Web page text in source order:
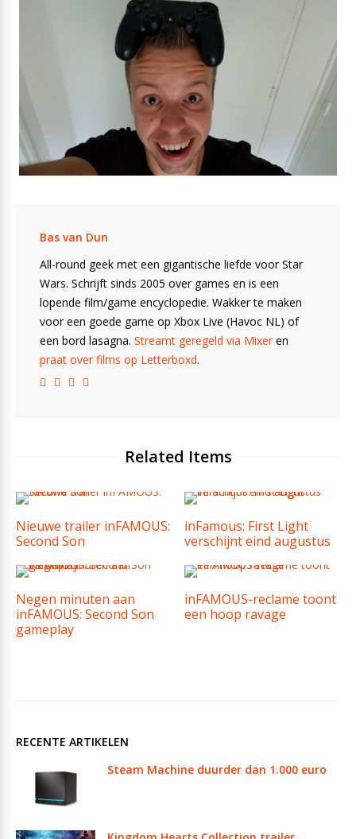
Bas van Dun
All-round geek met een gigantische liefde voor Star
Wars. Schrijft sinds 2005 over games en is een
lopende film/game encyclopedie. Wakker te maken
voor een goede game op Xbox Live (Havoc NL) of
een bord lasagna. Streamt geregeld via Mixeren
praat over films op Letterboxd.
Related Items
Nieuwe trailer inFAMOUS:
Second Son
inFamous: First Light
verschijnt eind augustus
Negen minuten aan
inFAMOUS: Second Son
gameplay
inFAMOUS-reclame toont
een hoop ravage
RECENTE ARTIKELEN
Steam Machine duurder dan 1.000 euro